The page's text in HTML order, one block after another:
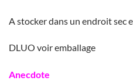
A stocker dans un endroit sec
DLUO voir emballage
Anecdote